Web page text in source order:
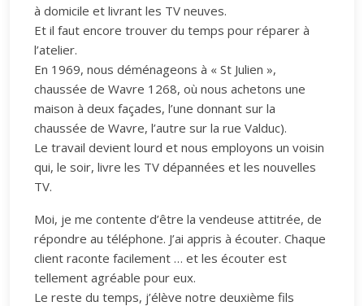
à domicile et livrant les TV neuves.
Et il faut encore trouver du temps pour réparer à
l’atelier.
En 1969, nous déménageons à « St Julien »,
chaussée de Wavre 1268, où nous achetons une
maison à deux façades, l’une donnant sur la
chaussée de Wavre, l’autre sur la rue Valduc).
Le travail devient lourd et nous employons un voisin
qui, le soir, livre les TV dépannées et les nouvelles
TV.
Moi, je me contente d’être la vendeuse attitrée, de
répondre au téléphone. J’ai appris à écouter. Chaque
client raconte facilement … et les écouter est
tellement agréable pour eux.
Le reste du temps, j’élève notre deuxième fils